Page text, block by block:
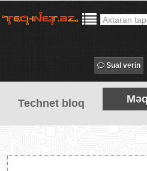
Sual verin
Technet bloq